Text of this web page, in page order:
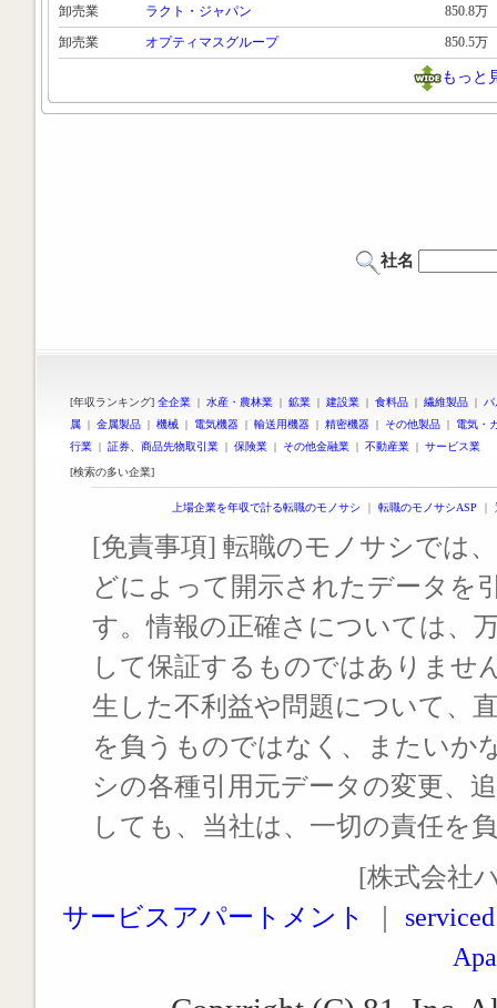
卸売業
ラクト・ジャパン
850.8万
卸売業
オプティマスグループ 850.5万
もっと
社名
[年収ランキング] 全企業 | 水産・農林業 | 鉱業 | 建設業 | 食料品 | 繊維製品 |
属 | 金属製品 | 機械 | 電気機器 | 輸送用機器 | 精密機器 | その他製品 | 電気・
行業 | 証券、商品先物取引業 | 保険業 | その他金融業 | 不動産業 | サービス業
[検索の多い企業]
上場企業を年収で計る転職のモノサシ ｜ 転職のモノサシASP ｜
[免責事項] 転職のモノサシでは
どによって開示されたデータを
す。情報の正確さについては、
して保証するものではありませ
生した不利益や問題について、
を負うものではなく、またいか
シの各種引用元データの変更、
しても、当社は、一切の責任を
[株式会社
サービスアパートメント